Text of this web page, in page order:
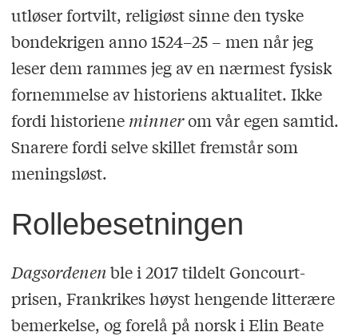
utløser fortvilt, religiøst sinne den tyske
bondekrigen anno 1524–25 – men når jeg
leser dem rammes jeg av en nærmest fysisk
fornemmelse av historiens aktualitet. Ikke
fordi historiene minnerom vår egen samtid.
Snarere fordi selve skillet fremstår som
meningsløst.
Rollebesetningen
Dagsordenenble i 2017 tildelt Goncourt-
prisen, Frankrikes høyst hengende litterære
bemerkelse, og forelå på norsk i Elin Beate